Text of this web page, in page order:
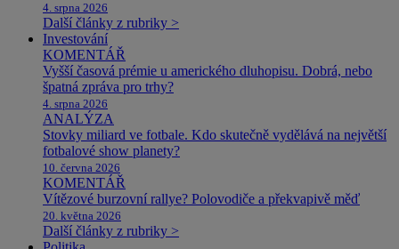
4. srpna 2026
Další články z rubriky >
Investování
KOMENTÁŘ
Vyšší časová prémie u amerického dluhopisu. Dobrá, nebo
špatná zpráva pro trhy?
4. srpna 2026
ANALÝZA
Stovky miliard ve fotbale. Kdo skutečně vydělává na největší
fotbalové show planety?
10. června 2026
KOMENTÁŘ
Vítězové burzovní rallye? Polovodiče a překvapivě měď
20. května 2026
Další články z rubriky >